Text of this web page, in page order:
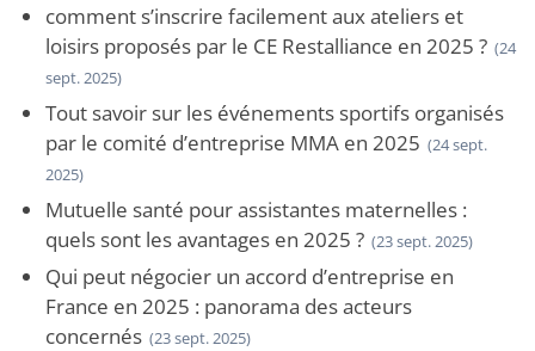
comment s’inscrire facilement aux ateliers et
loisirs proposés par le CE Restalliance en 2025 ? (24
sept. 2025)
Tout savoir sur les événements sportifs organisés
par le comité d’entreprise MMA en 2025 (24 sept.
2025)
Mutuelle santé pour assistantes maternelles :
quels sont les avantages en 2025 ? (23 sept. 2025)
Qui peut négocier un accord d’entreprise en
France en 2025 : panorama des acteurs
concernés (23 sept. 2025)